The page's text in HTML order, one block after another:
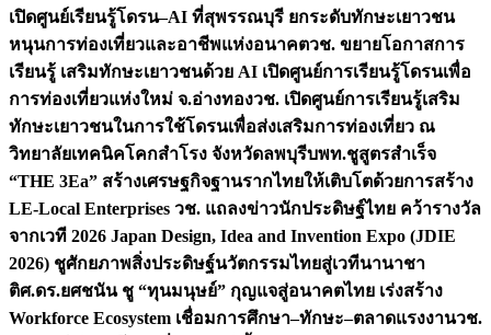
เปิดศูนย์เรียนรู้โดรน–AI ที่สุพรรณบุรี ยกระดับทักษะเยาวชน
หนุนการท่องเที่ยวและอาชีพแห่งอนาคตวช. ขยายโอกาสการ
เรียนรู้ เสริมทักษะเยาวชนด้วย AI เปิดศูนย์การเรียนรู้โดรนเพื่อ
การท่องเที่ยวแห่งใหม่ จ.อ่างทองวช. เปิดศูนย์การเรียนรู้เสริม
ทักษะเยาวชนในการใช้โดรนเพื่อส่งเสริมการท่องเที่ยว ณ
วิทยาลัยเทคนิคโคกสำโรง จังหวัดลพบุรีบพท.ชูสูตรสำเร็จ
“THE 3Ea” สร้างเศรษฐกิจฐานรากไทยให้เติบโตด้วยการสร้าง
LE-Local Enterprises วช. แถลงข่าวนักประดิษฐ์ไทย คว้ารางวัล
จากเวที 2026 Japan Design, Idea and Invention Expo (JDIE
2026) ชูศักยภาพสิ่งประดิษฐ์นวัตกรรมไทยสู่เวทีนานาชา
ติศ.ดร.ยศชนัน ชู “ทุนมนุษย์” กุญแจสู่อนาคตไทย เร่งสร้าง
Workforce Ecosystem เชื่อมการศึกษา–ทักษะ–ตลาดแรงงานวช.